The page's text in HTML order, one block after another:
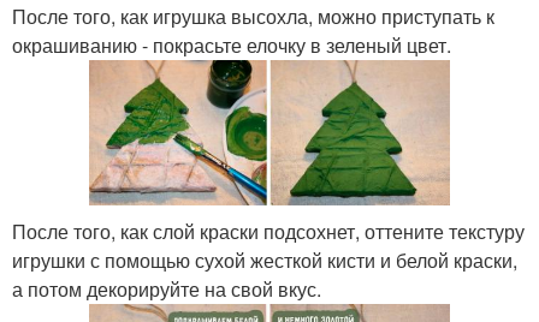
После того, как игрушка высохла, можно приступать к
окрашиванию - покрасьте елочку в зеленый цвет.
После того, как слой краски подсохнет, оттените текстуру
игрушки с помощью сухой жесткой кисти и белой краски,
а потом декорируйте на свой вкус.